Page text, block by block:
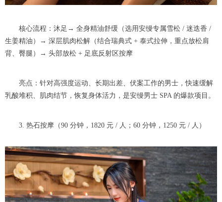
核心流程：沐足→ 全身精油舒缓（选用安缦专属雪松 / 迷迭香 /
生姜精油）→ 深层肌肉松解（结合瑞典式 + 泰式拉伸，重点放松肩
背、臀腿）→ 头部放松 + 足底反射区按摩
亮点：针对高强度运动、长期出差、伏案工作的男士，快速缓解
乳酸堆积、肌肉结节，恢复身体活力，是安缦男士 SPA 的爆款项目。
3. 热石按摩（90 分钟，1820 元 / 人；60 分钟，1250 元 / 人）